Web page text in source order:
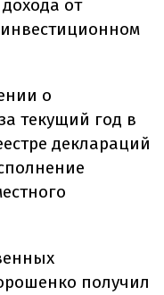
от
о
текущий год в
деклараций
получил